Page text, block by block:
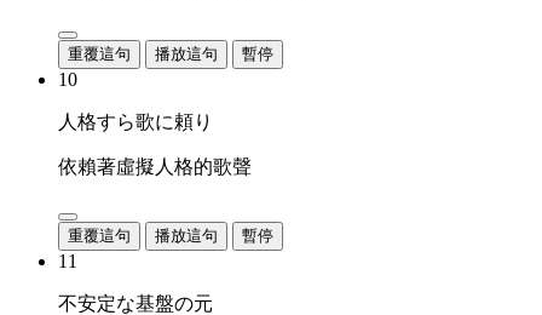
重覆這句 播放這句 暫停
10
人格すら歌に頼り
依賴著虛擬人格的歌聲
重覆這句 播放這句 暫停
11
不安定な基盤の元